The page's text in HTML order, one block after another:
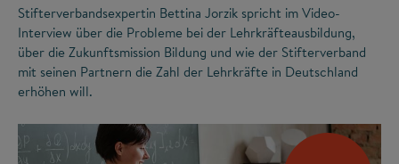
Stifterverbandsexpertin Bettina Jorzik spricht im Video-
Interview über die Probleme bei der Lehrkräfteausbildung,
über die Zukunftsmission Bildung und wie der Stifterverband
mit seinen Partnern die Zahl der Lehrkräfte in Deutschland
erhöhen will.